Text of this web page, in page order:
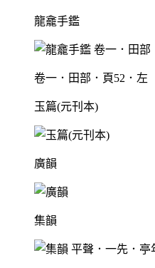
龍龕手鑑
卷一．田部．頁52．左
玉篇(元刊本)
廣韻
集韻